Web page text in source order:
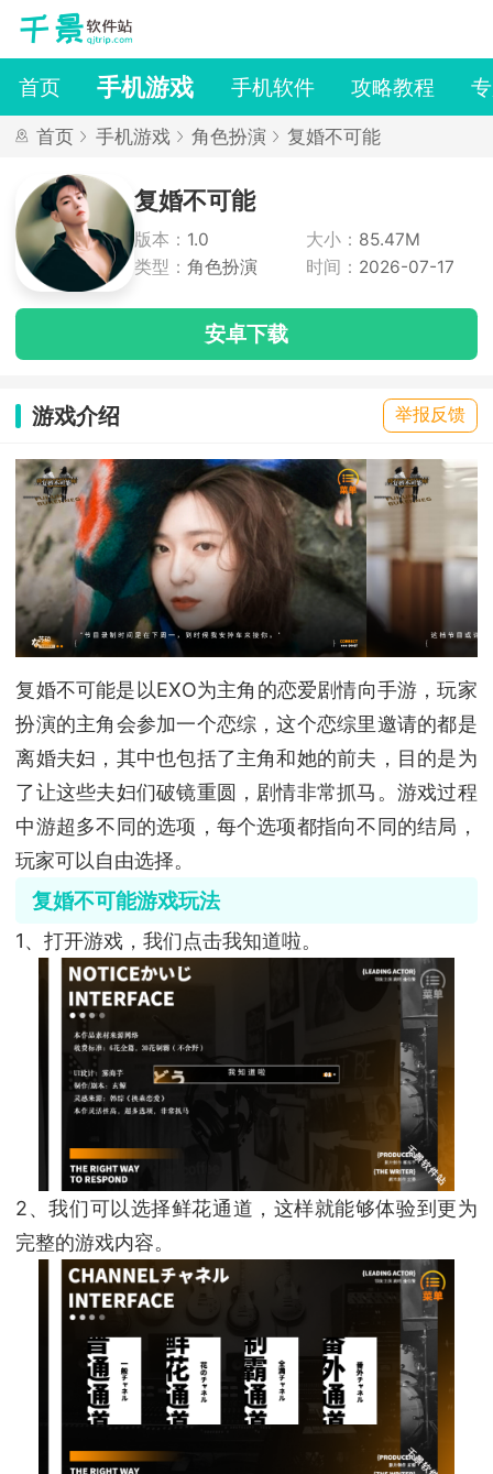
首页 手机游戏 手机软件 攻略教程
首页 手机游戏 角色扮演 复婚不可能
复婚不可能
版本： 1.0 大小： 85.47M
类型： 角色扮演 时间： 2026-07-17
安卓下载
游戏介绍 举报反馈
复婚不可能是以EXO为主角的恋爱剧情向手游，玩家
扮演的主角会参加一个恋综，这个恋综里邀请的都是
离婚夫妇，其中也包括了主角和她的前夫，目的是为
了让这些夫妇们破镜重圆，剧情非常抓马。游戏过程
中游超多不同的选项，每个选项都指向不同的结局，
玩家可以自由选择。
复婚不可能游戏玩法
1、打开游戏，我们点击我知道啦。
2、我们可以选择鲜花通道，这样就能够体验到更为
完整的游戏内容。